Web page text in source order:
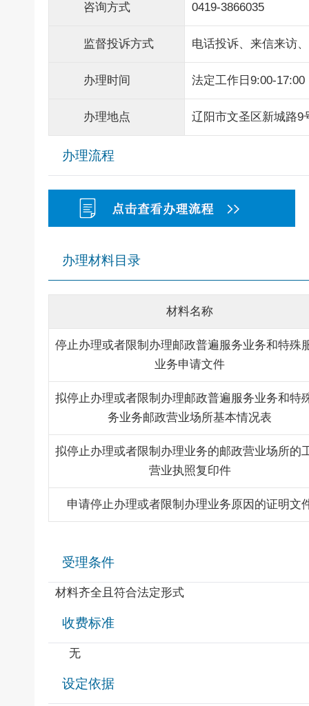
咨询方式 0419-3866035
监督投诉方式 电话投诉、来信来访
办理时间 法定工作日9:00-17:00
办理地点 辽阳市文圣区新城路9
办理流程
办理材料目录
材料名称
停止办理或者限制办理邮政普遍服务业务和特殊
业务申请文件
拟停止办理或者限制办理邮政普遍服务业务和特
务业务邮政营业场所基本情况表
拟停止办理或者限制办理业务的邮政营业场所的
营业执照复印件
申请停止办理或者限制办理业务原因的证明文
受理条件
材料齐全且符合法定形式
收费标准
无
设定依据